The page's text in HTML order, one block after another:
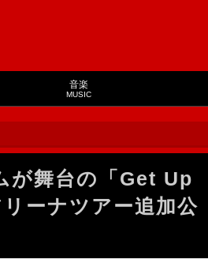
音楽
MUSIC
が舞台の「Get Up
ーナツアー追加公